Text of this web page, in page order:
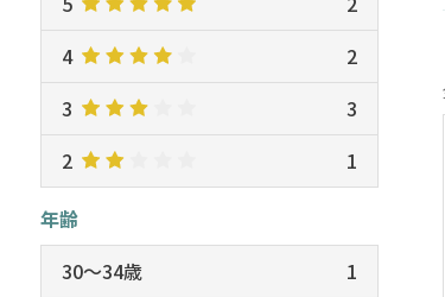
4
2
3
3
2
1
年齢
30～34歳
1